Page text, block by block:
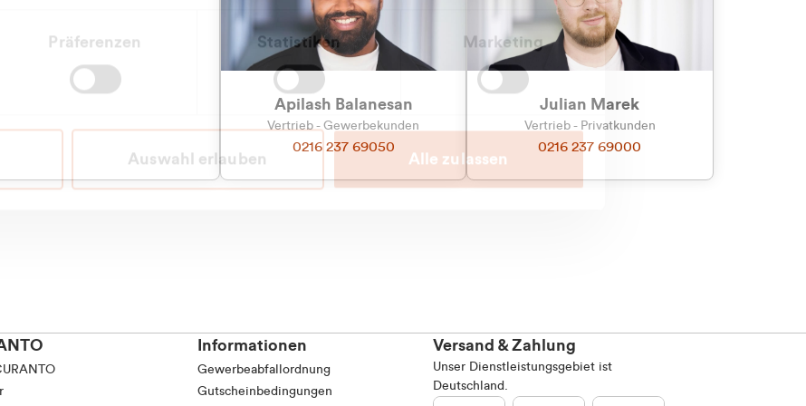
Präferenzen Statistiken Marketing
Auswahl erlauben Alle zulassen
(exkl. MwSt.)
Apilash Balanesan
Vertrieb - Gewerbekunden
0216 237 69050
Julian Marek
Vertrieb - Privatkunden
0216 237 69000
Informationen
Gewerbeabfallordnung
Gutscheinbedingungen
Versand & Zahlung
Unser Dienstleistungsgebiet ist
Deutschland.